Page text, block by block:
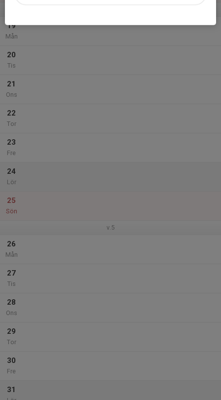
19
Mån
20
Tis
21
Ons
22
Tor
23
Fre
24
Lör
25
Sön
v.5
26
Mån
27
Tis
28
Ons
29
Tor
30
Fre
31